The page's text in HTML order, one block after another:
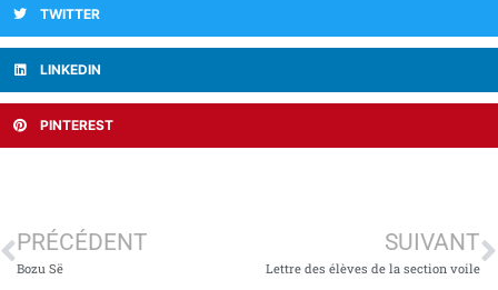
TWITTER
LINKEDIN
PINTEREST
PRÉCÉDENT
Bozu Së
SUIVANT
Lettre des élèves de la section voile